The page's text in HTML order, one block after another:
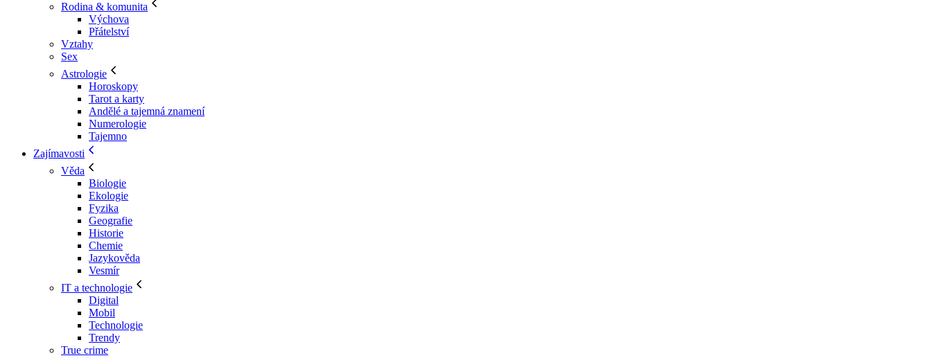
Rodina & komunita
Výchova
Přátelství
Vztahy
Sex
Astrologie
Horoskopy
Tarot a karty
Andělé a tajemná znamení
Numerologie
Tajemno
Zajímavosti
Věda
Biologie
Ekologie
Fyzika
Geografie
Historie
Chemie
Jazykověda
Vesmír
IT a technologie
Digital
Mobil
Technologie
Trendy
True crime